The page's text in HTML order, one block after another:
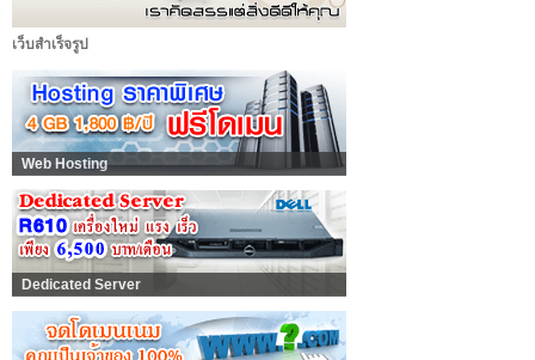
เว็บสำเร็จรูป
Web Hosting
Dedicated Server